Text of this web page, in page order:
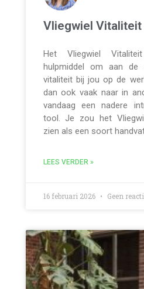
Vliegwiel Vitaliteit
Het Vliegwiel
hulpmiddel om aan
vitaliteit bij jou op de
dan ook vaak naar in
vandaag een nadere
tool. Je zou het
zien als een soort
LEES VERDER »
16 februari 2026 Geen